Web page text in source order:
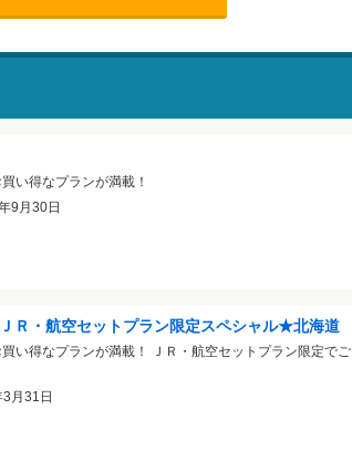
い得なプランが満載！
9月30日
Ｒ・航空セットプラン限定スペシャル★北海道
い得なプランが満載！ ＪＲ・航空セットプラン限定でご
月31日